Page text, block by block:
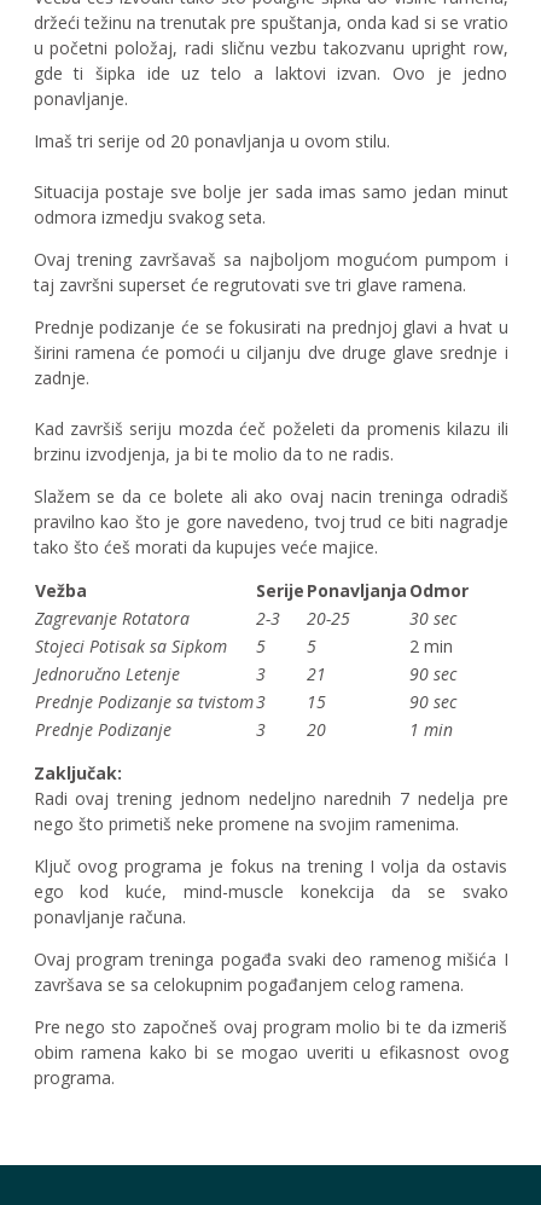
držeći težinu na trenutak pre spuštanja, onda kad si se vratio
u početni položaj, radi sličnu vezbu takozvanu upright row,
gde ti šipka ide uz telo a laktovi izvan. Ovo je jedno
ponavljanje.
Imaš tri serije od 20 ponavljanja u ovom stilu.
Situacija postaje sve bolje jer sada imas samo jedan minut
odmora izmedju svakog seta.
Ovaj trening završavaš sa najboljom mogućom pumpom i
taj završni superset će regrutovati sve tri glave ramena.
Prednje podizanje će se fokusirati na prednjoj glavi a hvat u
širini ramena će pomoći u ciljanju dve druge glave srednje i
zadnje.
Kad završiš seriju mozda ćeč poželeti da promenis kilazu ili
brzinu izvodjenja, ja bi te molio da to ne radis.
Slažem se da ce bolete ali ako ovaj nacin treninga odradiš
pravilno kao što je gore navedeno, tvoj trud ce biti nagradje
tako što ćeš morati da kupujes veće majice.
Vežba
Serije Ponavljanja Odmor
Zagrevanje Rotatora
2-3 20-25
30 sec
Stojeci Potisak sa Sipkom
5 5
2 min
Jednoručno Letenje
3 21
90 sec
Prednje Podizanje sa tvistom3 15
90 sec
Prednje Podizanje
3 20
1 min
Zaključak:
Radi ovaj trening jednom nedeljno narednih 7 nedelja pre
nego što primetiš neke promene na svojim ramenima.
Ključ ovog programa je fokus na trening I volja da ostavis
ego kod kuće, mind-muscle konekcija da se svako
ponavljanje računa.
Ovaj program treninga pogađa svaki deo ramenog mišića I
završava se sa celokupnim pogađanjem celog ramena.
Pre nego sto započneš ovaj program molio bi te da izmeriš
obim ramena kako bi se mogao uveriti u efikasnost ovog
programa.